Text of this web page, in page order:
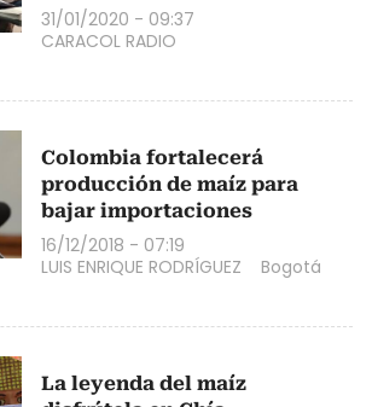
31/01/2020 - 09:37
CARACOL RADIO
Colombia fortalecerá
producción de maíz para
bajar importaciones
16/12/2018 - 07:19
LUIS ENRIQUE RODRÍGUEZ
Bogotá
La leyenda del maíz